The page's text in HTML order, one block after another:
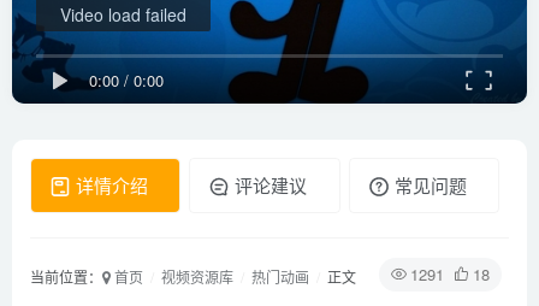
0:00 / 0:00
Video load failed
详情介绍 评论建议 常见问题
1291 18
当前位置： 首页 视频资源库 热门动画 正文